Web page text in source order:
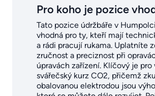
Pro koho je pozice
Tato pozice údržbáře v
vhodná pro ty, kteří mají
a rádi pracují rukama. Uplatníte
zručnost a preciznost při
úpravách zařízení. Klíčový je pro
svářečský kurz CO2, přičemž
obalovanou elektrodou jsou